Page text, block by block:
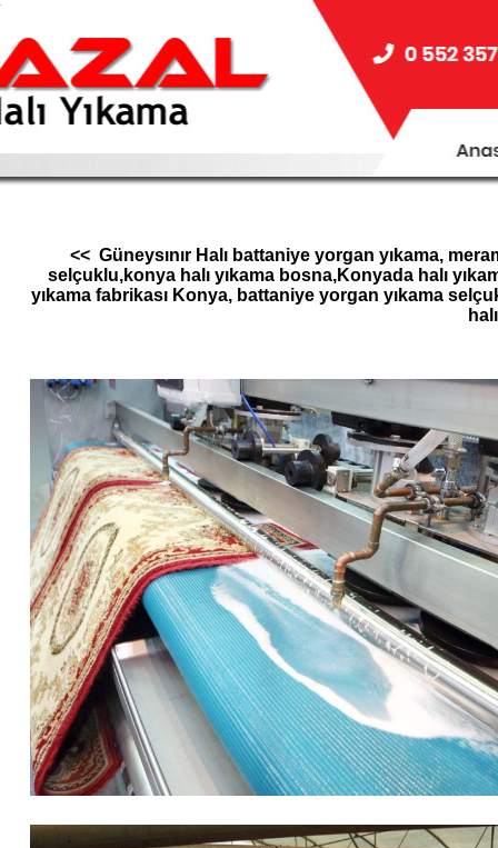
<< Güneysınır Halı battaniye yorgan yıkama,
selçuklu,konya halı yıkama bosna,Konyada halı
yıkama fabrikası Konya, battaniye yorgan yıkama